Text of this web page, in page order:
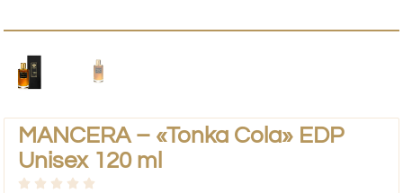
MANCERA – «Tonka Cola» EDP
Unisex 120 ml